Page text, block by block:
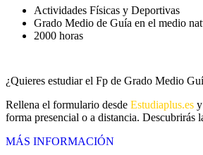
Actividades Físicas y Deportivas
Grado Medio de Guía en el medio
2000 horas
¿Quieres estudiar el Fp de Grado Medio
Rellena el formulario desde Estudiaplus.es
forma presencial o a distancia. Descubrirás
MÁS INFORMACIÓN